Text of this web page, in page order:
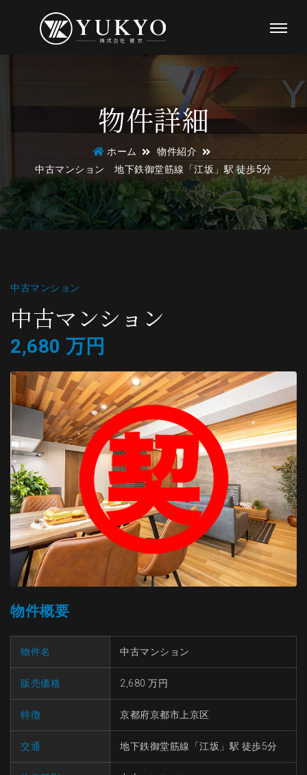
物件詳細
ホーム
物件紹介
中古マンション 地下鉄御堂筋線「江坂」駅 徒歩5分
中古マンション
中古マンション
2,680 万円
物件概要
物件名 中古マンション
販売価格 2,680 万円
特徴 京都府京都市上京区
交通 地下鉄御堂筋線「江坂」駅 徒歩5分